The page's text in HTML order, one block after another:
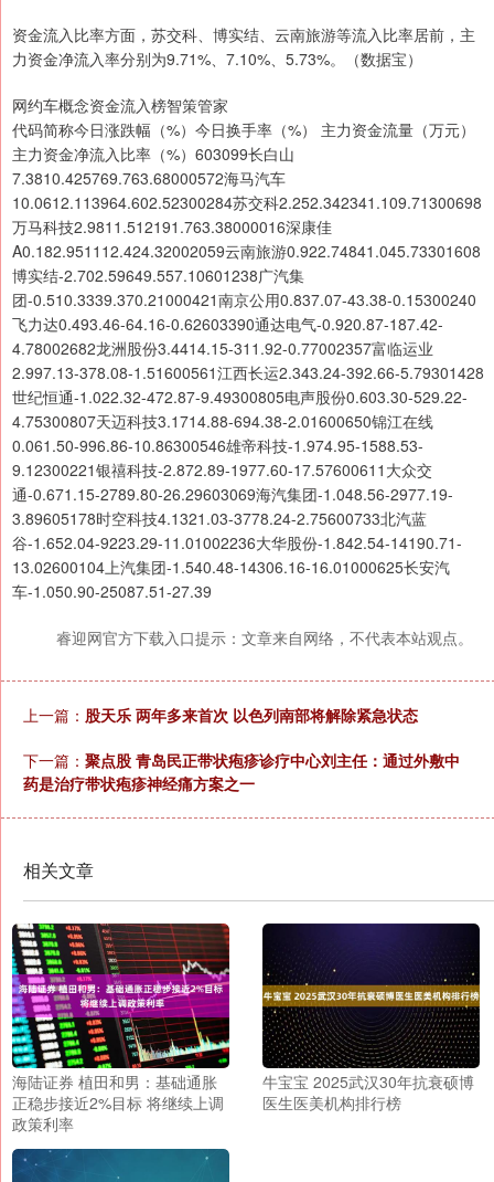
资金流入比率方面，苏交科、博实结、云南旅游等流入比率居前，主
力资金净流入率分别为9.71%、7.10%、5.73%。（数据宝）
网约车概念资金流入榜智策管家
代码简称今日涨跌幅（%）今日换手率（%） 主力资金流量（万元）
主力资金净流入比率（%）603099长白山
7.3810.425769.763.68000572海马汽车
10.0612.113964.602.52300284苏交科2.252.342341.109.71300698
万马科技2.9811.512191.763.38000016深康佳
A0.182.951112.424.32002059云南旅游0.922.74841.045.73301608
博实结-2.702.59649.557.10601238广汽集
团-0.510.3339.370.21000421南京公用0.837.07-43.38-0.15300240
飞力达0.493.46-64.16-0.62603390通达电气-0.920.87-187.42-
4.78002682龙洲股份3.4414.15-311.92-0.77002357富临运业
2.997.13-378.08-1.51600561江西长运2.343.24-392.66-5.79301428
世纪恒通-1.022.32-472.87-9.49300805电声股份0.603.30-529.22-
4.75300807天迈科技3.1714.88-694.38-2.01600650锦江在线
0.061.50-996.86-10.86300546雄帝科技-1.974.95-1588.53-
9.12300221银禧科技-2.872.89-1977.60-17.57600611大众交
通-0.671.15-2789.80-26.29603069海汽集团-1.048.56-2977.19-
3.89605178时空科技4.1321.03-3778.24-2.75600733北汽蓝
谷-1.652.04-9223.29-11.01002236大华股份-1.842.54-14190.71-
13.02600104上汽集团-1.540.48-14306.16-16.01000625长安汽
车-1.050.90-25087.51-27.39
睿迎网官方下载入口提示：文章来自网络，不代表本站观点。
上一篇： 股天乐 两年多来首次 以色列南部将解除紧急状态
下一篇： 聚点股 青岛民正带状疱疹诊疗中心刘主任：通过外敷中
药是治疗带状疱疹神经痛方案之一
相关文章
海陆证券 植田和男：基础通胀
正稳步接近2%目标 将继续上调
政策利率
牛宝宝 2025武汉30年抗衰硕博
医生医美机构排行榜